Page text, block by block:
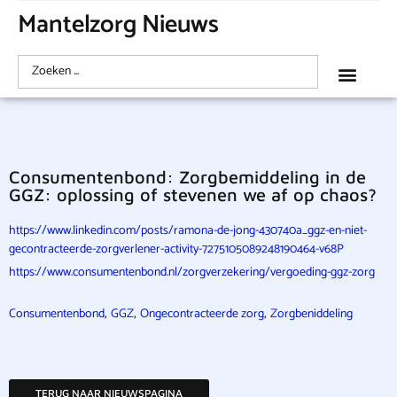
Mantelzorg Nieuws
Consumentenbond: Zorgbemiddeling in de
GGZ: oplossing of stevenen we af op chaos?
https://www.linkedin.com/posts/ramona-de-jong-430740a_ggz-en-niet-
gecontracteerde-zorgverlener-activity-7275105089248190464-v68P
https://www.consumentenbond.nl/zorgverzekering/vergoeding-ggz-zorg
Consumentenbond, GGZ, Ongecontracteerde zorg, Zorgbeniddeling
TERUG NAAR NIEUWSPAGINA